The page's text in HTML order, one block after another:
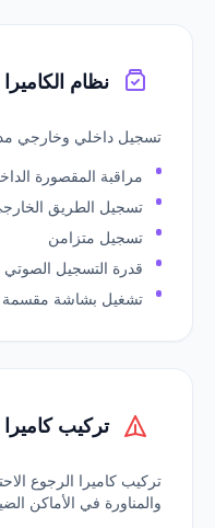
نظام
تسجيل داخلي وخارجي
مراقبة المقصورة
تسجيل الطريق
تسجيل متزامن
قدرة التسجيل الصوتي
تشغيل بشاشة مقسمة
تركيب
تركيب كاميرا الرجوع
والمناورة في الأماكن